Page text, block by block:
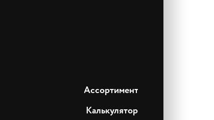
Ассортимент
Калькулятор